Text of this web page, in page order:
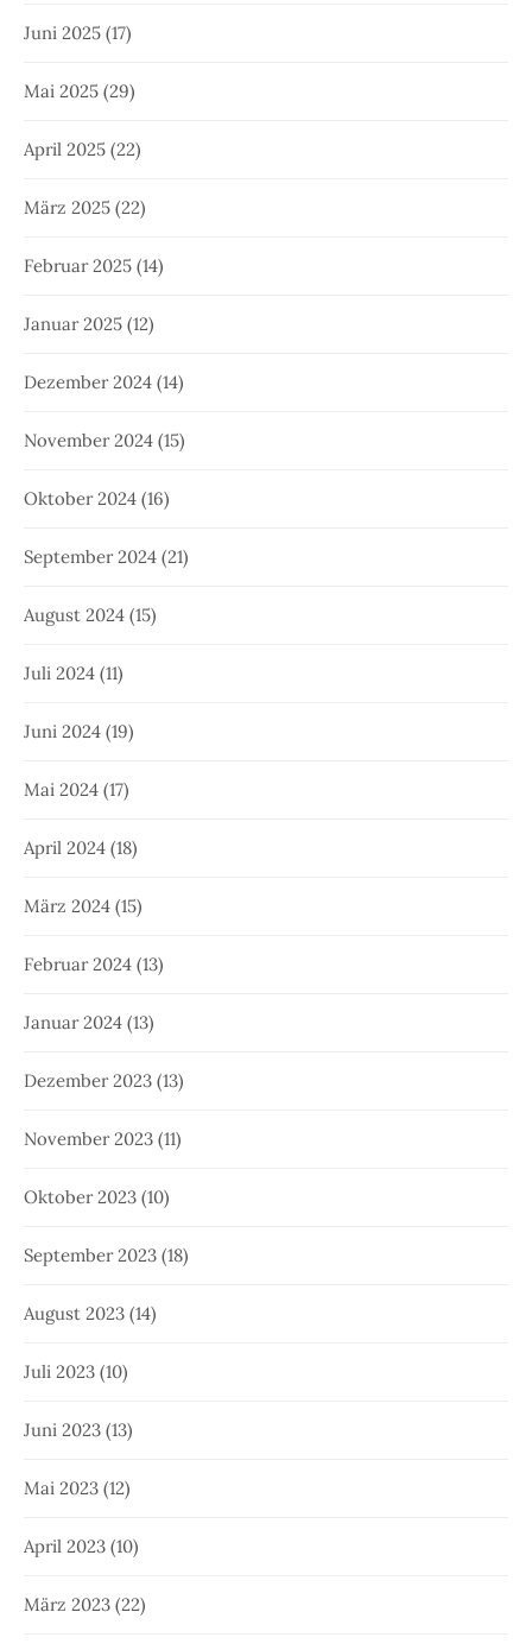
Juni 2025 (17)
Mai 2025 (29)
April 2025 (22)
März 2025 (22)
Februar 2025 (14)
Januar 2025 (12)
Dezember 2024 (14)
November 2024 (15)
Oktober 2024 (16)
September 2024 (21)
August 2024 (15)
Juli 2024 (11)
Juni 2024 (19)
Mai 2024 (17)
April 2024 (18)
März 2024 (15)
Februar 2024 (13)
Januar 2024 (13)
Dezember 2023 (13)
November 2023 (11)
Oktober 2023 (10)
September 2023 (18)
August 2023 (14)
Juli 2023 (10)
Juni 2023 (13)
Mai 2023 (12)
April 2023 (10)
März 2023 (22)